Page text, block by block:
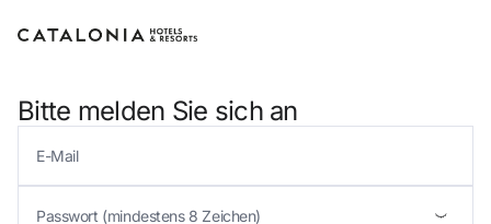
Bitte melden Sie sich an
Bitte melden Sie sich an